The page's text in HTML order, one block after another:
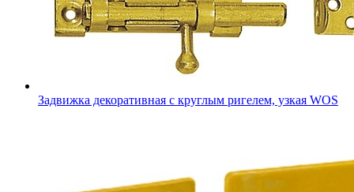
Задвижка декоративная с круглым ригелем, узкая WOS